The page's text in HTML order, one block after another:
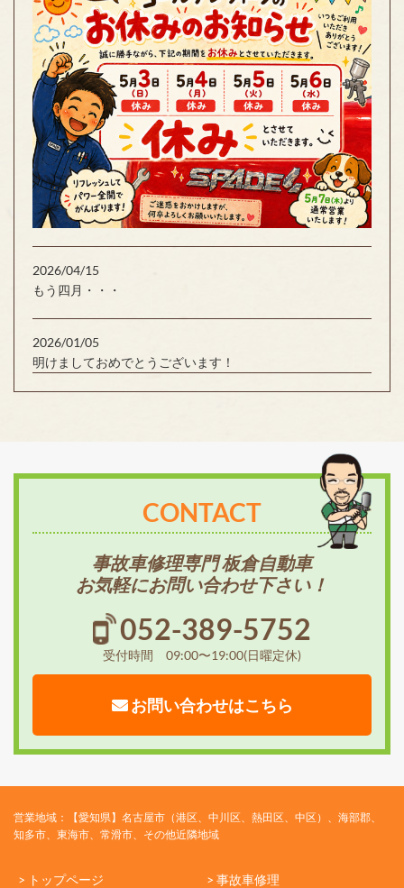
2026/04/15
もう四月・・・
2026/01/05
明けましておめでとうございます！
CONTACT
事故車修理専門 板倉自動車
お気軽にお問い合わせ下さい！
052-389-5752
受付時間 09:00〜19:00(日曜定休)
お問い合わせはこちら
営業地域：【愛知県】名古屋市（港区、中川区、熱田区、中区）、海部郡、
知多市、東海市、常滑市、その他近隣地域
> トップページ > 事故車修理